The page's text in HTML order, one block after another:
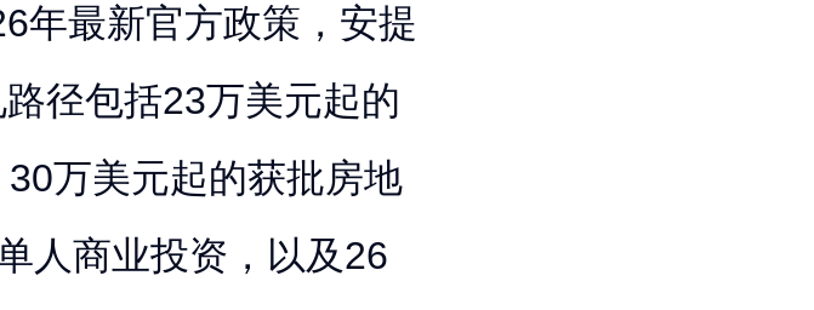
年最新官方政策，安提
径包括23万美元起的
万美元起的获批房地
人商业投资，以及26